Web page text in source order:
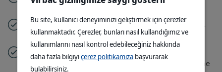
Diş taşı kontrolü: tartar oluşumunu sınırlamaya
yardımcı olur
Yeni 2'si 1 arada olan çözüm
artık onlara
gelişmiş ağız ve diş bakımı ile gelişmiş beslenme
Bu site, kullanıcı deneyiminizi geliştirmek için çerezler
kullanmaktadır. Çerezler, bunları nasıl kullandığımız ve
kullanımlarını nasıl kontrol edebileceğiniz hakkında
daha fazla bilgiyiçerez politikamıza başvurarak
bulabilirsiniz.